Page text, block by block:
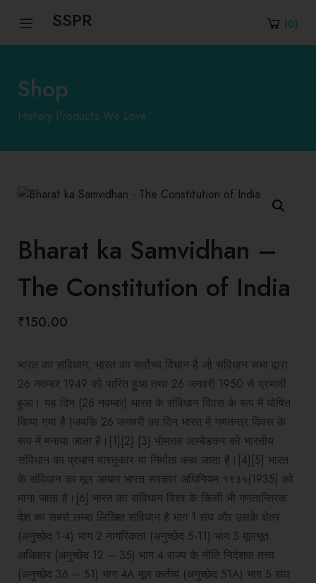
SSPR (0)
Shop
History Products We Love
Bharat ka Samvidhan –
The Constitution of India
₹150.00
भारत का संविधान, भारत का सर्वोच्च विधान है जो संविधान सभा द्वारा
26 नवम्बर 1949 को पारित हुआ तथा 26 जनवरी 1950 से प्रभावी
हुआ। यह दिन (26 नवम्बर) भारत के संविधान दिवस के रूप में घोषित
किया गया है |जबकि 26 जनवरी का दिन भारत में गणतन्त्र दिवस के
रूप में मनाया जाता है।[1][2] [3] भीमराव आम्बेडकर को भारतीय
संविधान का प्रधान वास्तुकार या निर्माता कहा जाता है।[4][5] भारत
के संविधान का मूल आधार भारत सरकार अधिनियम १९३५(1935) को
माना जाता है।[6] भारत का संविधान विश्व के किसी भी गणतान्त्रिक
देश का सबसे लम्बा लिखित संविधान है भाग 1 संघ और उसके क्षेत्र
(अनुच्छेद 1-4) भाग 2 नागरिकता (अनुच्छेद 5-11) भाग 3 मूलभूत
अधिकार (अनुच्छेद 12 – 35) भाग 4 राज्य के नीति निदेशक तत्त्व
(अनुच्छेद 36 – 51) भाग 4A मूल कर्तव्य (अनुच्छेद 51A) भाग 5 संघ